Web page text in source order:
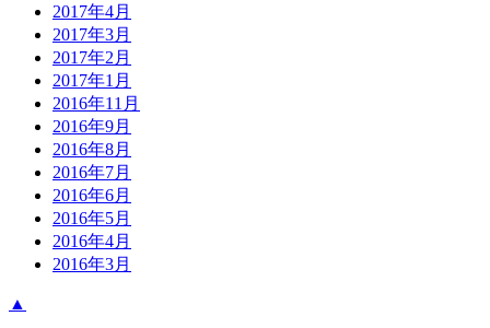
2017年4月
2017年3月
2017年2月
2017年1月
2016年11月
2016年9月
2016年8月
2016年7月
2016年6月
2016年5月
2016年4月
2016年3月
▲